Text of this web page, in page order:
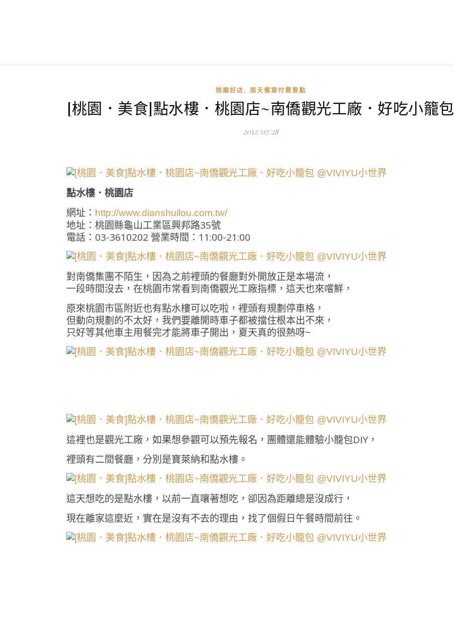
桃園好店 , 雨天備案付費景點
[桃園．美食]點水樓．桃園店~南僑觀光工廠．好吃小籠包
2012/07/28
點水樓．桃園店
網址： http://www.dianshuilou.com.tw/
地址：桃園縣龜山工業區興邦路35號
電話：03-3610202 營業時間：11:00-21:00
對南僑集團不陌生，因為之前裡頭的餐廳對外開放正是本場流，
一段時間沒去，在桃園市常看到南僑觀光工廠指標，這天也來嚐鮮，
原來桃園市區附近也有點水樓可以吃啦，裡頭有規劃停車格，
但動向規劃的不太好，我們要離開時車子都被擋住根本出不來，
只好等其他車主用餐完才能將車子開出，夏天真的很熱呀~
這裡也是觀光工廠，如果想參觀可以預先報名，團體還能體驗小籠包DIY，
裡頭有二間餐廳，分別是寶萊納和點水樓。
這天想吃的是點水樓，以前一直嚷著想吃，卻因為距離總是沒成行，
現在離家這麼近，實在是沒有不去的理由，找了個假日午餐時間前往。